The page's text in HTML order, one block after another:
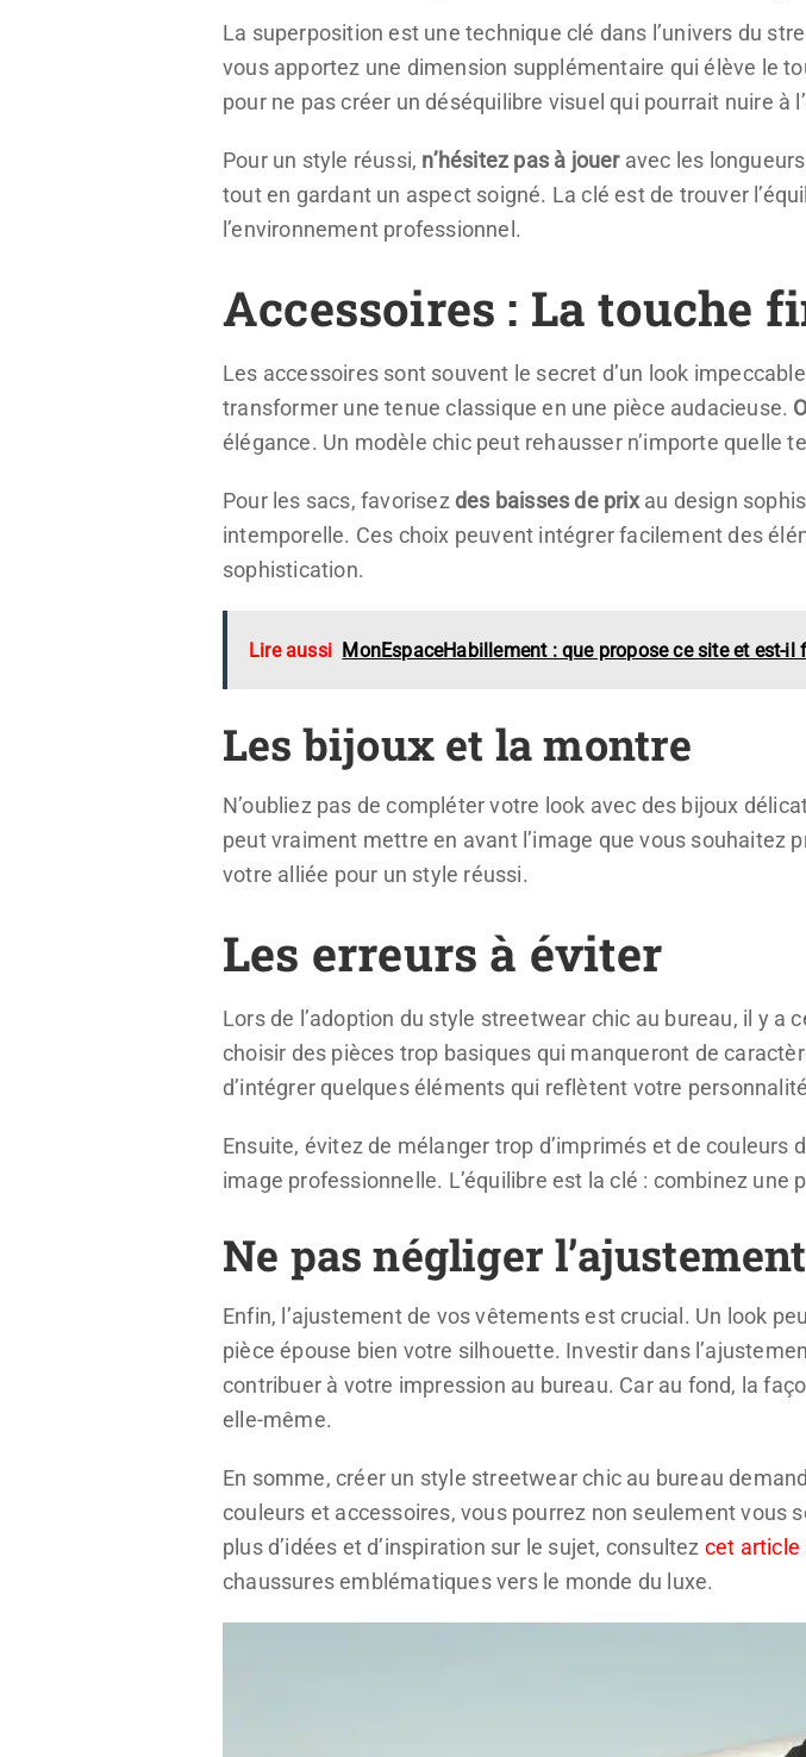
La superposition est une technique clé dans l’univers du
vous apportez une dimension supplémentaire qui élève le
pour ne pas créer un déséquilibre visuel qui pourrait nuire à
Pour un style réussi, n’hésitez pas à joueravec les
tout en gardant un aspect soigné. La clé est de trouver
l’environnement professionnel.
Accessoires : La touche
Les accessoires sont souvent le secret d’un look
transformer une tenue classique en une pièce audacieuse.
élégance. Un modèle chic peut rehausser n’importe quelle
Pour les sacs, favorisez des baisses de prixau design
intemporelle. Ces choix peuvent intégrer facilement des
sophistication.
Lire aussi MonEspaceHabillement : que propose ce site et est-il
Les bijoux et la montre
N’oubliez pas de compléter votre look avec des bijoux
peut vraiment mettre en avant l’image que vous souhaitez
votre alliée pour un style réussi.
Les erreurs à éviter
Lors de l’adoption du style streetwear chic au bureau, il y a
choisir des pièces trop basiques qui manqueront de
d’intégrer quelques éléments qui reflètent votre
Ensuite, évitez de mélanger trop d’imprimés et de
image professionnelle. L’équilibre est la clé : combinez
Ne pas négliger l’ajustement
Enfin, l’ajustement de vos vêtements est crucial. Un look
pièce épouse bien votre silhouette. Investir dans
contribuer à votre impression au bureau. Car au fond, la
elle-même.
En somme, créer un style streetwear chic au bureau
couleurs et accessoires, vous pourrez non seulement vous
plus d’idées et d’inspiration sur le sujet, consultez cet article
chaussures emblématiques vers le monde du luxe.